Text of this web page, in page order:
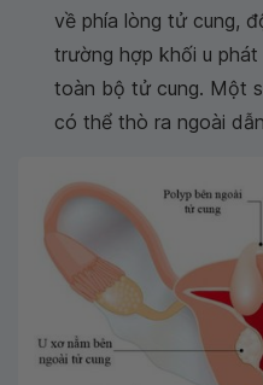
về phía lòng tử cung,
trường hợp khối u
toàn bộ tử cung. Một
có thể thò ra ngoài